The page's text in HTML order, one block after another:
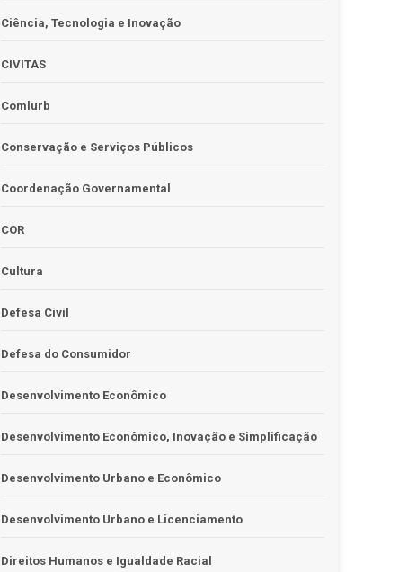
Ciência, Tecnologia e Inovação
CIVITAS
Comlurb
Conservação e Serviços Públicos
Coordenação Governamental
COR
Cultura
Defesa Civil
Defesa do Consumidor
Desenvolvimento Econômico
Desenvolvimento Econômico, Inovação e Simplificação
Desenvolvimento Urbano e Econômico
Desenvolvimento Urbano e Licenciamento
Direitos Humanos e Igualdade Racial